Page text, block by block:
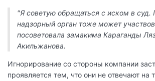
"Я советую обращаться с иском в суд.
надзорный орган тоже может
посоветовала замакима Караганды
Акильжанова.
Игнорирование со стороны компании
проявляется тем, что они не отвечают на